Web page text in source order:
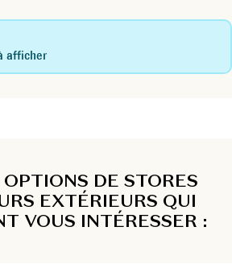
afficher
DE STORES
EXTÉRIEURS QUI
VOUS INTÉRESSER :